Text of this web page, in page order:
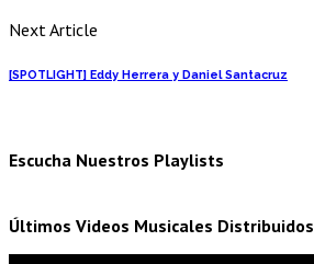
Next Article
[SPOTLIGHT] Eddy Herrera y Daniel Santacruz
Escucha Nuestros Playlists
Últimos Videos Musicales Distribuidos